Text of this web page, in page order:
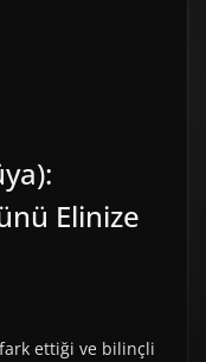
Elinize
ettiği ve bilinçli